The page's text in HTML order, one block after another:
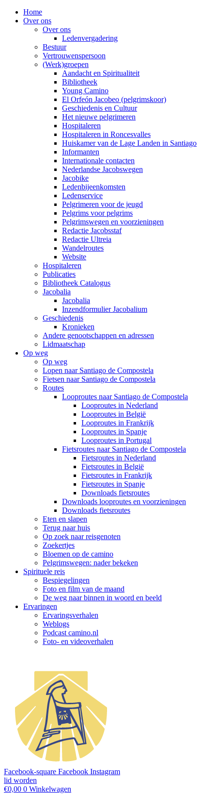
Home
Over ons
Over ons
Ledenvergadering
Bestuur
Vertrouwenspersoon
(Werk)groepen
Aandacht en Spiritualiteit
Bibliotheek
Young Camino
El Orfeón Jacobeo (pelgrimskoor)
Geschiedenis en Cultuur
Het nieuwe pelgrimeren
Hospitaleren
Hospitaleren in Roncesvalles
Huiskamer van de Lage Landen in Santiago
Informanten
Internationale contacten
Nederlandse Jacobswegen
Jacobike
Ledenbijeenkomsten
Ledenservice
Pelgrimeren voor de jeugd
Pelgrims voor pelgrims
Pelgrimswegen en voorzieningen
Redactie Jacobsstaf
Redactie Ultreia
Wandelroutes
Website
Hospitaleren
Publicaties
Bibliotheek Catalogus
Jacobalia
Jacobalia
Inzendformulier Jacobalium
Geschiedenis
Kronieken
Andere genootschappen en adressen
Lidmaatschap
Op weg
Op weg
Lopen naar Santiago de Compostela
Fietsen naar Santiago de Compostela
Routes
Looproutes naar Santiago de Compostela
Looproutes in Nederland
Looproutes in België
Looproutes in Frankrijk
Looproutes in Spanje
Looproutes in Portugal
Fietsroutes naar Santiago de Compostela
Fietsroutes in Nederland
Fietsroutes in België
Fietsroutes in Frankrijk
Fietsroutes in Spanje
Downloads fietsroutes
Downloads looproutes en voorzieningen
Downloads fietsroutes
Eten en slapen
Terug naar huis
Op zoek naar reisgenoten
Zoekertjes
Bloemen op de camino
Pelgrimswegen: nader bekeken
Spirituele reis
Bespiegelingen
Foto en film van de maand
De weg naar binnen in woord en beeld
Ervaringen
Ervaringsverhalen
Weblogs
Podcast camino.nl
Foto- en videoverhalen
Facebook-square Facebook Instagram
lid worden
€0,00 0 Winkelwagen